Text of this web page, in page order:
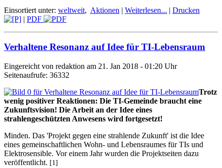
Einsortiert unter: weltweit, Aktionen | Weiterlesen... | Drucken
| PDF
Verhaltene Resonanz auf Idee für TI-Lebensraum
Eingereicht von redaktion am 21. Jan 2018 - 01:20 Uhr
Seitenaufrufe: 36332
Trotz
wenig positiver Reaktionen: Die TI-Gemeinde braucht eine
Zukunftsvision! Die Arbeit an der Idee eines
strahlengeschützten Anwesens wird fortgesetzt!
Minden. Das 'Projekt gegen eine strahlende Zukunft' ist die Idee
eines gemeinschaftlichen Wohn- und Lebensraumes für TIs und
Elektrosensible. Vor einem Jahr wurden die Projektseiten dazu
veröffentlicht. [1]